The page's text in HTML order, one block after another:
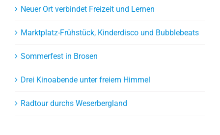
Neuer Ort verbindet Freizeit und Lernen
Marktplatz-Frühstück, Kinderdisco und Bubblebeats
Sommerfest in Brosen
Drei Kinoabende unter freiem Himmel
Radtour durchs Weserbergland